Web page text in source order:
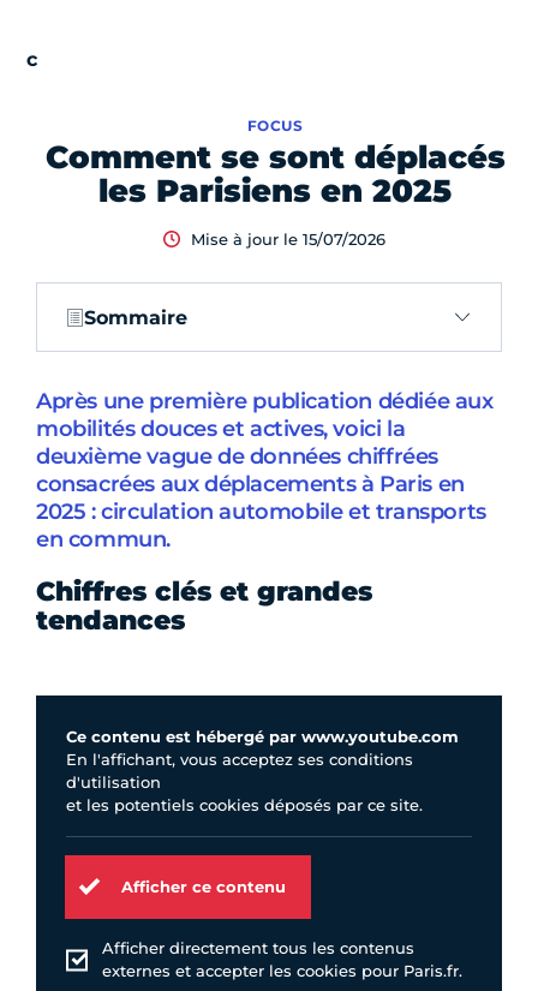
Comment se sont déplacés
les Parisiens en 2025
FOCUS
Mise à jour le 15/07/2026
Sommaire
Après une première publication dédiée aux
mobilités douces et actives, voici la
deuxième vague de données chiffrées
consacrées aux déplacements à Paris en
2025 : circulation automobile et transports
en commun.
Chiffres clés et grandes
tendances
Ce contenu est hébergé par www.youtube.com
En l'affichant, vous acceptez ses conditions
d'utilisation
et les potentiels cookies déposés par ce site.
Afficher ce contenu
Afficher directement tous les contenus
externes et accepter les cookies pour Paris.fr.